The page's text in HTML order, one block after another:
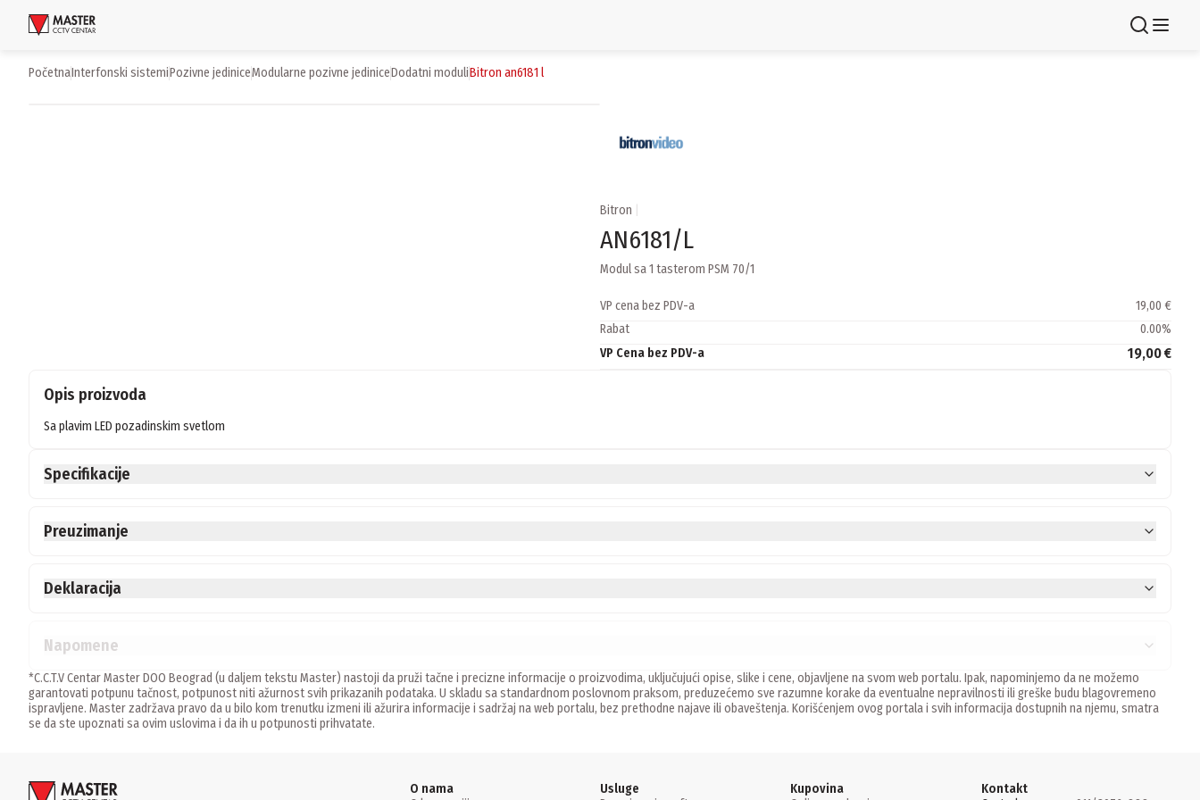
Uloguj se
Početna interfonski sistemi pozivne jedinice modularne pozivne jedinice dodatni moduli bitron an6181 l
Bitron
AN6181/L
Modul sa 1 tasterom PSM 70/1
VP cena bez PDV-a
19,00 €
Rabat
0.00%
VP Cena bez PDV-a
19,00 €
Opis proizvoda
Sa plavim LED pozadinskim svetlom
Specifikacije
Preuzimanje
Deklaracija
Napomene
*C.C.T.V Centar Master DOO Beograd (u daljem tekstu Master) nastoji da pruži tačne i precizne informacije o proizvodima, uključujući opise, slike i cene, objavljene na svom web portalu. Ipak, napominjemo da ne možemo
garantovati potpunu tačnost, potpunost niti ažurnost svih prikazanih podataka. U skladu sa standardnom poslovnom praksom, preduzećemo sve razumne korake da eventualne nepravilnosti ili greške budu blagovremeno
ispravljene. Master zadržava pravo da u bilo kom trenutku izmeni ili ažurira informacije i sadržaj na web portalu, bez prethodne najave ili obaveštenja. Korišćenjem ovog portala i svih informacija dostupnih na njemu, smatra
se da ste upoznati sa ovim uslovima i da ih u potpunosti prihvatate.
O nama
Usluge
Kupovina
Kontakt